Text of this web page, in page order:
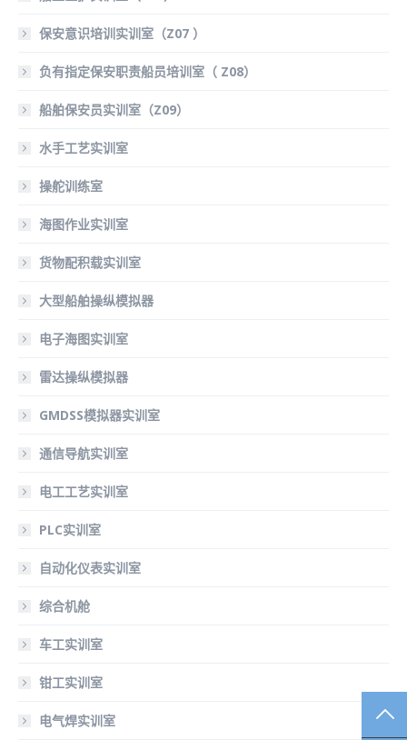
保安意识培训实训室（Z07 ）
负有指定保安职责船员培训室（ Z08）
船舶保安员实训室（Z09）
水手工艺实训室
操舵训练室
海图作业实训室
货物配积载实训室
大型船舶操纵模拟器
电子海图实训室
雷达操纵模拟器
GMDSS模拟器实训室
通信导航实训室
电工工艺实训室
PLC实训室
自动化仪表实训室
综合机舱
车工实训室
钳工实训室
电气焊实训室